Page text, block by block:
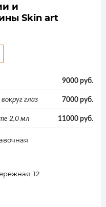
и
Skin art
9000 руб.
глаз 7000 руб.
2,0 мл 11000 руб.
12